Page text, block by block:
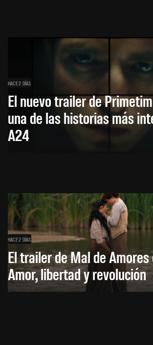
HACE 2 DÍAS
El nuevo trailer de
una de las historias más
A24
HACE 2 DÍAS
El trailer de Mal de
Amor, libertad y revolución